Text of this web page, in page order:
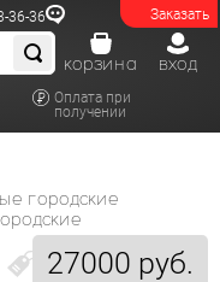
Заказать
36-36
Оплата при
получении
вход
корзина
27000 руб.
городские